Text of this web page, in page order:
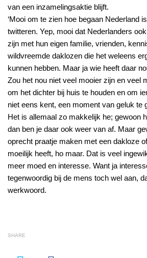
van een inzamelingsaktie blijft.
‘Mooi om te zien hoe begaan Nederland
twitteren. Yep, mooi dat Nederlanders
zijn met hun eigen familie, vrienden,
wildvreemde daklozen die het weleens
kunnen hebben. Maar ja wie heeft daar
Zou het nou niet veel mooier zijn en veel
om het dichter bij huis te houden en om
niet eens kent, een moment van geluk te
Het is allemaal zo makkelijk he; gewoon
dan ben je daar ook weer van af. Maar
oprecht praatje maken met een dakloze
moeilijk heeft, ho maar. Dat is veel
meer moed en interesse. Want ja
tegenwoordig bij de mens toch wel aan,
werkwoord.
SHARE